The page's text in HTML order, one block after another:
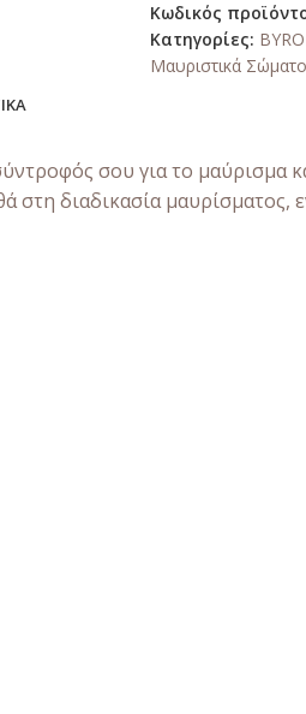
Κωδικός
Κατηγορίες:
Μαυριστικά
σου για το μαύρισμα
διαδικασία μαυρίσματος,